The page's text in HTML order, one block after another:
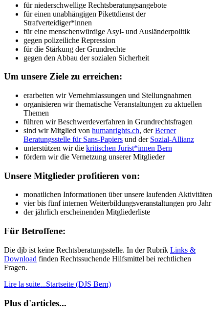
für niederschwellige Rechtsberatungsangebote
für einen unabhängigen Pikettdienst der
Strafverteidiger*innen
für eine menschenwürdige Asyl- und Ausländerpolitik
gegen polizeiliche Repression
für die Stärkung der Grundrechte
gegen den Abbau der sozialen Sicherheit
Um unsere Ziele zu erreichen:
erarbeiten wir Vernehmlassungen und Stellungnahmen
organisieren wir thematische Veranstaltungen zu aktuellen
Themen
führen wir Beschwerdeverfahren in Grundrechtsfragen
sind wir Mitglied von humanrights.ch, derBerner
Beratungsstelle für Sans-Papiers und der Sozial-Allianz
unterstützen wir die kritischen Jurist*innen Bern
fördern wir die Vernetzung unserer Mitglieder
Unsere Mitglieder profitieren von:
monatlichen Informationen über unsere laufenden Aktivitäten
vier bis fünf internen Weiterbildungsveranstaltungen pro Jahr
der jährlich erscheinenden Mitgliederliste
Für Betroffene:
Die djb ist keine Rechtsberatungsstelle. In der Rubrik Links &
Download finden Rechtssuchende Hilfsmittel bei rechtlichen
Fragen.
Lire la suite...Startseite (DJS Bern)
Plus d'articles...